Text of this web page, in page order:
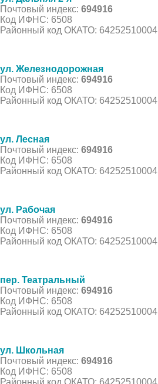
Почтовый индекс: 694916
Код ИФНС: 6508
Районный код ОКАТО: 64252510004
ул. Железнодорожная
Почтовый индекс: 694916
Код ИФНС: 6508
Районный код ОКАТО: 64252510004
ул. Лесная
Почтовый индекс: 694916
Код ИФНС: 6508
Районный код ОКАТО: 64252510004
ул. Рабочая
Почтовый индекс: 694916
Код ИФНС: 6508
Районный код ОКАТО: 64252510004
пер. Театральный
Почтовый индекс: 694916
Код ИФНС: 6508
Районный код ОКАТО: 64252510004
ул. Школьная
Почтовый индекс: 694916
Код ИФНС: 6508
Районный код ОКАТО: 64252510004